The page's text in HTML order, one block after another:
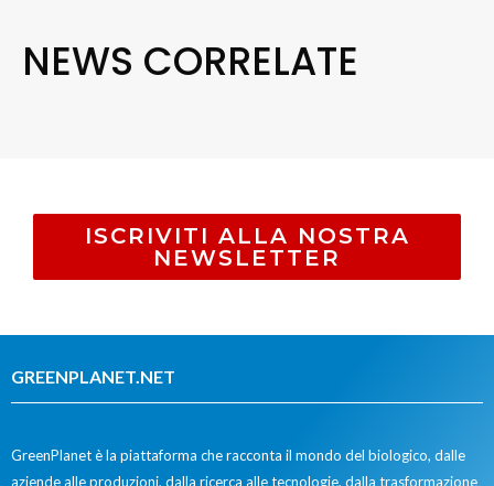
NEWS CORRELATE
ISCRIVITI ALLA NOSTRA
NEWSLETTER
GREENPLANET.NET
GreenPlanet è la piattaforma che racconta il mondo del biologico, dalle
aziende alle produzioni, dalla ricerca alle tecnologie, dalla trasformazione